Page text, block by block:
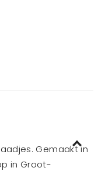
Gemaakt in
in Groot-